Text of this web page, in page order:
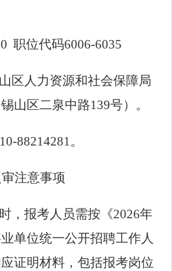
职位代码6006-6035
区人力资源和社会保障局
山区二泉中路139号） 。
88214281。
注意事项
，报考人员需按《2026年
单位统一公开招聘工作人
证明材料，包括报考岗位